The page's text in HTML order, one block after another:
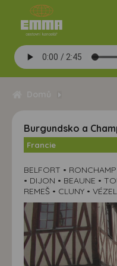
Burgundsko a
Francie
BELFORT •
• DIJON • BEAUNE •
REMEŠ • CLUNY •